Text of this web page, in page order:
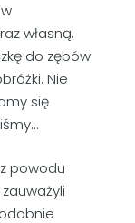
własną,
do zębów
Nie
się
powodu